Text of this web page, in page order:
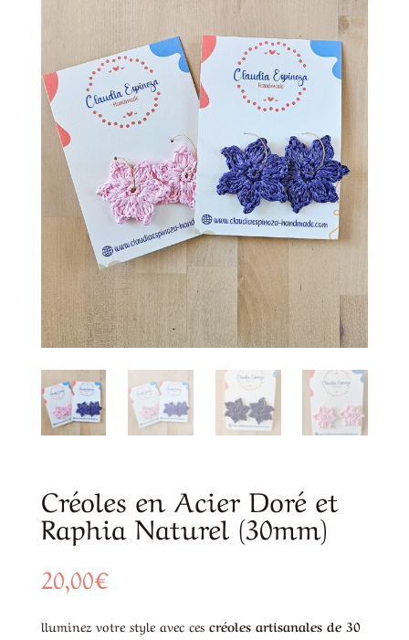
Créoles en Acier Doré et
Raphia Naturel (30mm)
20,00€
lluminez votre style avec ces créoles artisanales de 30